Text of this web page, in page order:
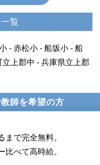
覧
- 赤松小 - 船坂小 - 船
上郡中 - 兵庫県立上郡
師を希望の方
まで完全無料。
比べて高時給。